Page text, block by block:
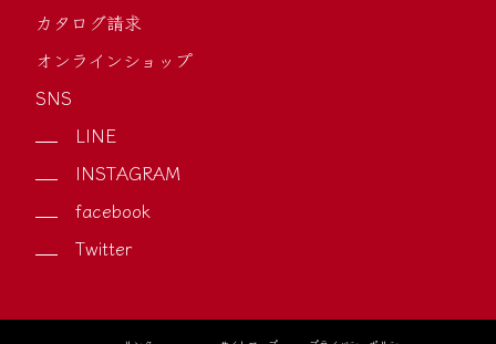
カタログ請求
オンラインショップ
SNS
LINE
INSTAGRAM
facebook
Twitter